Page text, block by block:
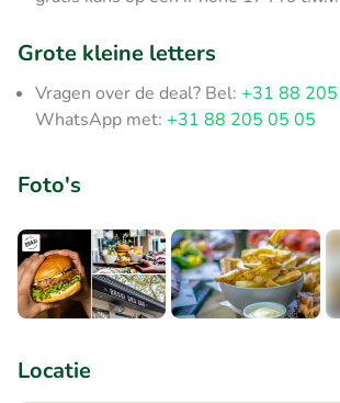
Grote kleine letters
Vragen over de deal? Bel: +31 88
WhatsApp met: +31 88 205 05 05
Foto's
Locatie